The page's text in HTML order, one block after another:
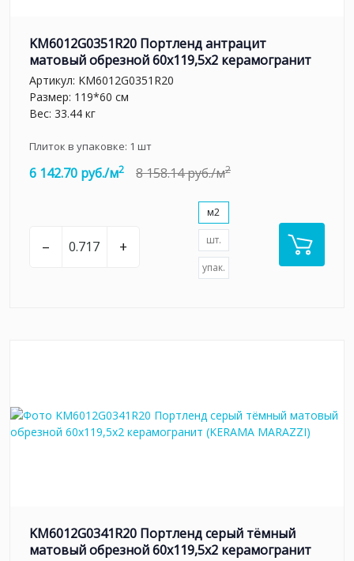
KM6012G0351R20 Портленд антрацит
матовый обрезной 60x119,5x2 керамогранит
Артикул: KM6012G0351R20
Размер: 119*60 см
Вес: 33.44 кг
Плиток в упаковке: 1 шт
6 142.70 руб./м2 8 158.14 руб./м2
– +
м2
шт.
упак.
KM6012G0341R20 Портленд серый тёмный
матовый обрезной 60x119,5x2 керамогранит